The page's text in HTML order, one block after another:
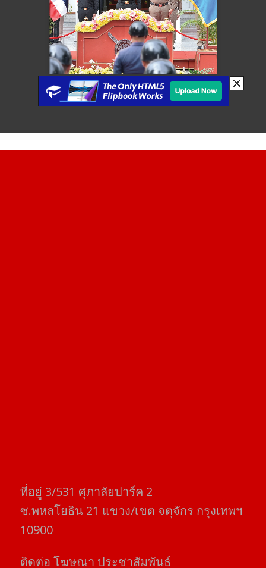
ที่อยู่​ 3/531​ ศุภาลัยปาร์ค​ 2
ซ.พหลโยธิน​ 21​ แขวง/เขต​ จตุจักร​ กรุงเทพฯ
10900
ติดต่อ​ โฆษณา​ ประชาสัมพันธ์